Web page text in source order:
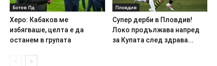
Ботев Пд
Херо: Кабаков ме
избягваше, целта е да
останем в групата
Пловдив
Супер дерби в Пловдив!
Локо продължава напред
за Купата след здрава...